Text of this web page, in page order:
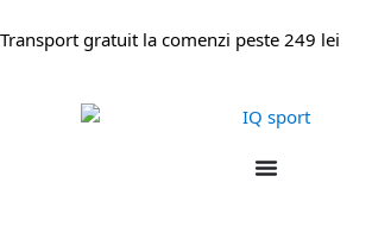
Transport gratuit la comenzi peste 249 lei